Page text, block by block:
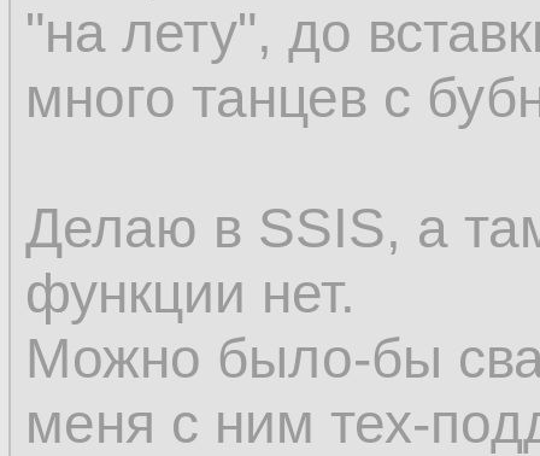
"на лету", до
много танцев с
Делаю в SSIS, а
функции нет.
Можно было-бы
меня с ним тех-